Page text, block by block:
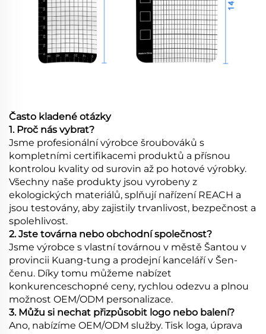
Často kladené otázky
1. Proč nás vybrat?
Jsme profesionální výrobce šroubováků s
kompletními certifikacemi produktů a přísnou
kontrolou kvality od surovin až po hotové výrobky.
Všechny naše produkty jsou vyrobeny z
ekologických materiálů, splňují nařízení REACH a
jsou testovány, aby zajistily trvanlivost, bezpečnost a
spolehlivost.
2. Jste továrna nebo obchodní společnost?
Jsme výrobce s vlastní továrnou v městě Šantou v
provincii Kuang-tung a prodejní kanceláří v Šen-
čenu. Díky tomu můžeme nabízet
konkurenceschopné ceny, rychlou odezvu a plnou
možnost OEM/ODM personalizace.
3. Můžu si nechat přizpůsobit logo nebo balení?
Ano, nabízíme OEM/ODM služby. Tisk loga, úprava